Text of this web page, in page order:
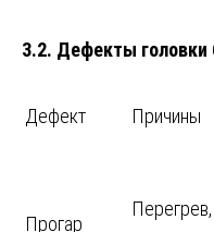
3.2. Дефекты головки
Дефект Причины
Прогар